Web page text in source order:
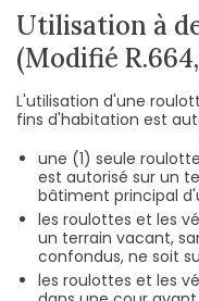
Utilisation à
(Modifié
L'utilisation d'une
fins d'habitation est
une (1) seule
est autorisé sur un
bâtiment principal
les roulottes et les
un terrain vacant,
confondus, ne soit
les roulottes et les